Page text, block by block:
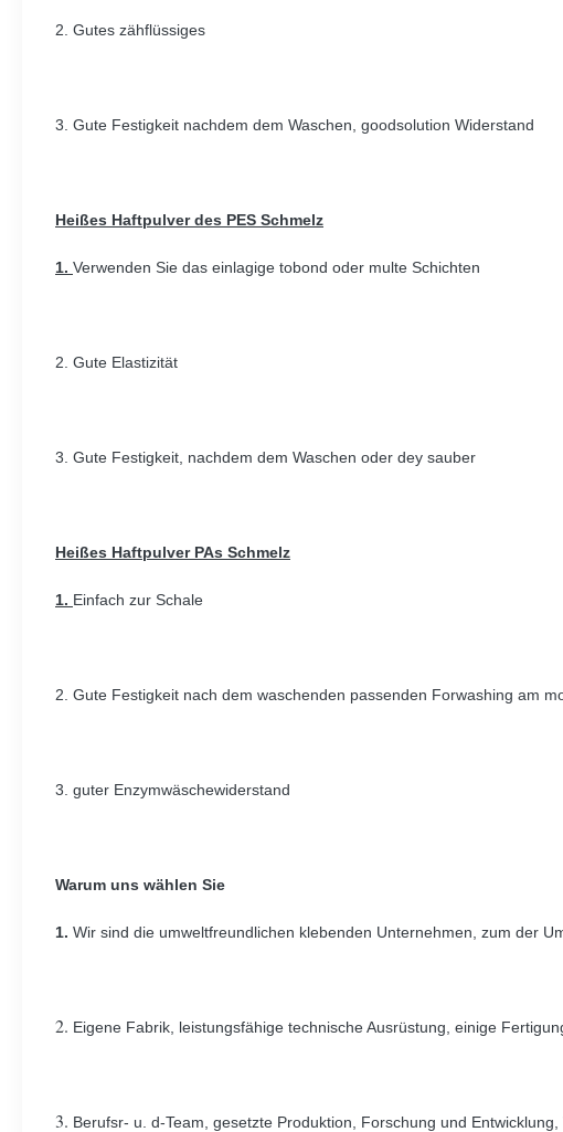
2. Gutes zähflüssiges
3. Gute Festigkeit nachdem dem Waschen, goodsolution Widerstand
Heißes Haftpulver des PES Schmelz
1. Verwenden Sie das einlagige tobond oder multe Schichten
2. Gute Elastizität
3. Gute Festigkeit, nachdem dem Waschen oder dey sauber
Heißes Haftpulver PAs Schmelz
1. Einfach zur Schale
2. Gute Festigkeit nach dem waschenden passenden Forwashing am
3. guter Enzymwäschewiderstand
Warum uns wählen Sie
1. Wir sind die umweltfreundlichen klebenden Unternehmen, zum der
2. Eigene Fabrik, leistungsfähige technische Ausrüstung, einige
3. Berufsr- u. d-Team, gesetzte Produktion, Forschung und